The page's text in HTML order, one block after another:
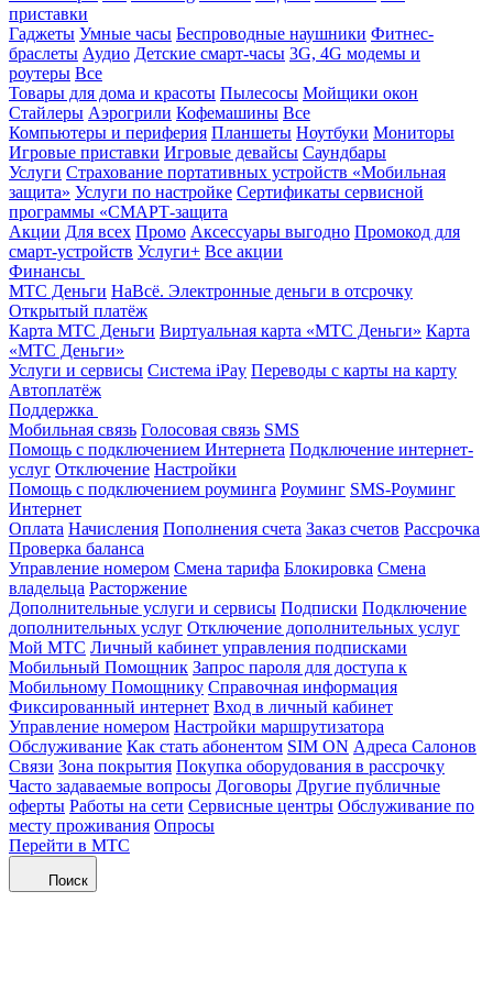
приставки
Гаджеты Умные часы Беспроводные наушники Фитнес-
браслеты Аудио Детские смарт-часы 3G, 4G модемы и
роутеры Все
Товары для дома и красоты Пылесосы Мойщики окон
Стайлеры Аэрогрили Кофемашины Все
Компьютеры и периферия Планшеты Ноутбуки Мониторы
Игровые приставки Игровые девайсы Саундбары
Услуги Страхование портативных устройств «Мобильная
защита» Услуги по настройке Сертификаты сервисной
программы «СМАРТ-защита
Акции Для всех Промо Аксессуары выгодно Промокод для
смарт-устройств Услуги+ Все акции
Финансы
МТС Деньги НаВсё. Электронные деньги в отсрочку
Открытый платёж
Карта МТС Деньги Виртуальная карта «МТС Деньги» Карта
«МТС Деньги»
Услуги и сервисы Система iPay Переводы с карты на карту
Автоплатёж
Поддержка
Мобильная связь Голосовая связь SMS
Помощь с подключением Интернета Подключение интернет-
услуг Отключение Настройки
Помощь с подключением роуминга Роуминг SMS-Роуминг
Интернет
Оплата Начисления Пополнения счета Заказ счетов Рассрочка
Проверка баланса
Управление номером Смена тарифа Блокировка Смена
владельца Расторжение
Дополнительные услуги и сервисы Подписки Подключение
дополнительных услуг Отключение дополнительных услуг
Мой МТС Личный кабинет управления подписками
Мобильный Помощник Запрос пароля для доступа к
Мобильному Помощнику Справочная информация
Фиксированный интернет Вход в личный кабинет
Управление номером Настройки маршрутизатора
Обслуживание Как стать абонентом SIM ON Адреса Салонов
Связи Зона покрытия Покупка оборудования в рассрочку
Часто задаваемые вопросы Договоры Другие публичные
оферты Работы на сети Сервисные центры Обслуживание по
месту проживания Опросы
Перейти в МТС
Поиск